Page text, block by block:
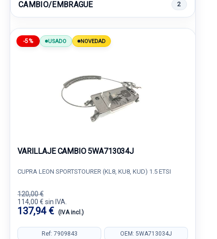
CAMBIO/EMBRAGUE 2
-5% USADO NOVEDAD
VARILLAJE CAMBIO 5WA713034J
CUPRA LEON SPORTSTOURER (KL8, KU8, KUD) 1.5 ETSI
120,00 €
114,00 € sin IVA.
137,94 € (IVA incl.)
Ref: 7909843 OEM: 5WA713034J